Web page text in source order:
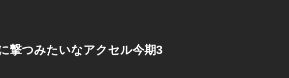
撃つみたいなアクセル今期3